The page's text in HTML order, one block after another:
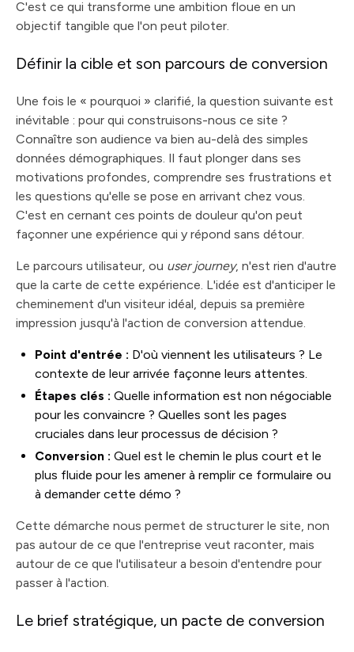
C'est ce qui transforme une ambition floue en un
objectif tangible que l'on peut piloter.
Définir la cible et son parcours de conversion
Une fois le « pourquoi » clarifié, la question suivante est
inévitable : pour qui construisons-nous ce site ?
Connaître son audience va bien au-delà des simples
données démographiques. Il faut plonger dans ses
motivations profondes, comprendre ses frustrations et
les questions qu'elle se pose en arrivant chez vous.
C'est en cernant ces points de douleur qu'on peut
façonner une expérience qui y répond sans détour.
Le parcours utilisateur, ou user journey, n'est rien d'autre
que la carte de cette expérience. L'idée est d'anticiper le
cheminement d'un visiteur idéal, depuis sa première
impression jusqu'à l'action de conversion attendue.
Point d'entrée : D'où viennent les utilisateurs ? Le
contexte de leur arrivée façonne leurs attentes.
Étapes clés : Quelle information est non négociable
pour les convaincre ? Quelles sont les pages
cruciales dans leur processus de décision ?
Conversion : Quel est le chemin le plus court et le
plus fluide pour les amener à remplir ce formulaire ou
à demander cette démo ?
Cette démarche nous permet de structurer le site, non
pas autour de ce que l'entreprise veut raconter, mais
autour de ce que l'utilisateur a besoin d'entendre pour
passer à l'action.
Le brief stratégique, un pacte de conversion